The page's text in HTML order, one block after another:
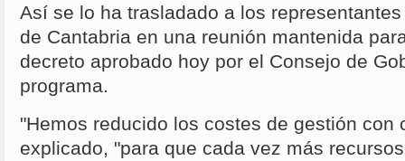
Así se lo ha trasladado a los
de Cantabria en una reunión mantenida
decreto aprobado hoy por el Consejo de
programa.
"Hemos reducido los costes de gestión con
explicado, "para que cada vez más